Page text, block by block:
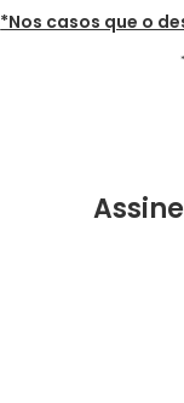
*Nos casos que o